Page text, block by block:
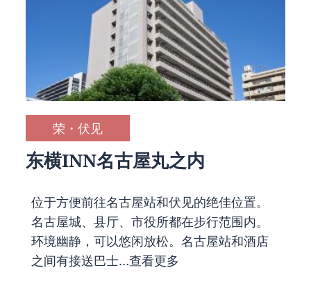
荣・伏见
东横INN名古屋丸之内
位于方便前往名古屋站和伏见的绝佳位置。
名古屋城、县厅、市役所都在步行范围内。
环境幽静，可以悠闲放松。名古屋站和酒店
之间有接送巴士…查看更多